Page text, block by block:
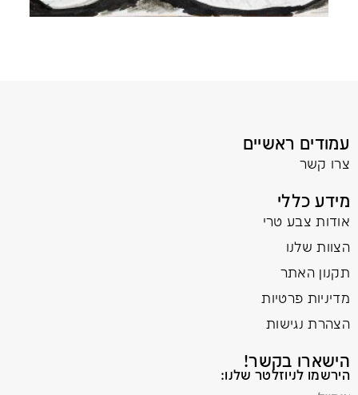
עמודים ראשיים
צרו קשר
מידע כללי
אודות צבע טרי
הצוות שלנו
תקנון האתר
מדיניות פרטיות
הצהרת נגישות
הישארו בקשר!
הירשמו לניוזלטר שלנו: